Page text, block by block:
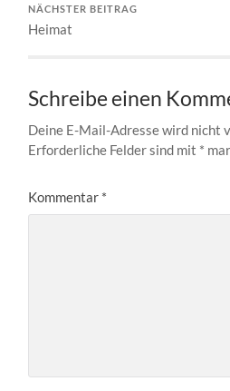
NÄCHSTER BEITRAG
Heimat
Schreibe einen
Deine E-Mail-Adresse wird nicht
Erforderliche Felder sind mit *
Kommentar *